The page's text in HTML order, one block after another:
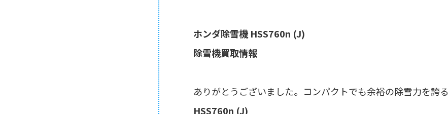
ホンダ除雪機 HSS760n (J)
除雪機買取情報
ありがとうございました。コンパクトでも余裕の除雪力を誇る
HSS760n (J)